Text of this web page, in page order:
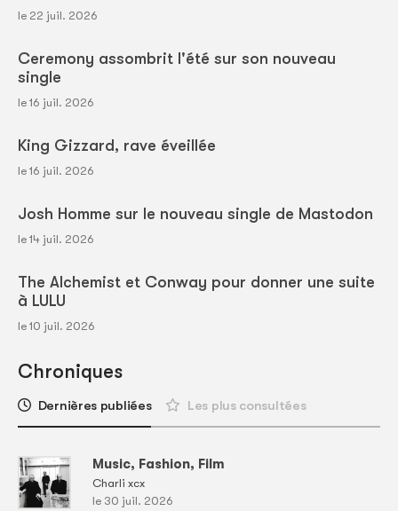
le 22 juil. 2026
Ceremony assombrit l'été sur son nouveau
single
le 16 juil. 2026
King Gizzard, rave éveillée
le 16 juil. 2026
Josh Homme sur le nouveau single de Mastodon
le 14 juil. 2026
The Alchemist et Conway pour donner une suite
à LULU
le 10 juil. 2026
Chroniques
Dernières publiées Les plus consultées
Music, Fashion, Film
Charli xcx
le 30 juil. 2026